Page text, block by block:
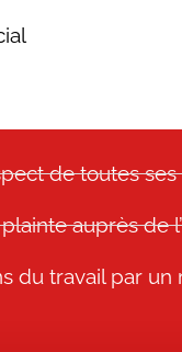
de toutes
auprès de
du travail par